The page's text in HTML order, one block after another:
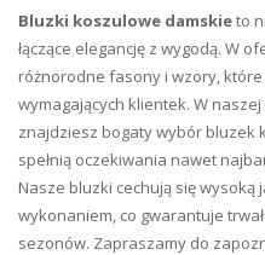
Bluzki koszulowe damskieto
łączące elegancję z wygodą. W
różnorodne fasony i wzory,
wymagających klientek. W
znajdziesz bogaty wybór bluzek
spełnią oczekiwania nawet
Nasze bluzki cechują się wysoką
wykonaniem, co gwarantuje
sezonów. Zapraszamy do